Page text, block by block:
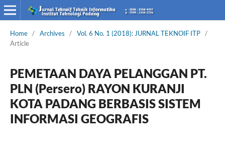
Home / Archives / Vol. 6 No. 1 (2018): JURNAL TEKNOIF ITP /
Article
PEMETAAN DAYA PELANGGAN PT.
PLN (Persero) RAYON KURANJI
KOTA PADANG BERBASIS SISTEM
INFORMASI GEOGRAFIS